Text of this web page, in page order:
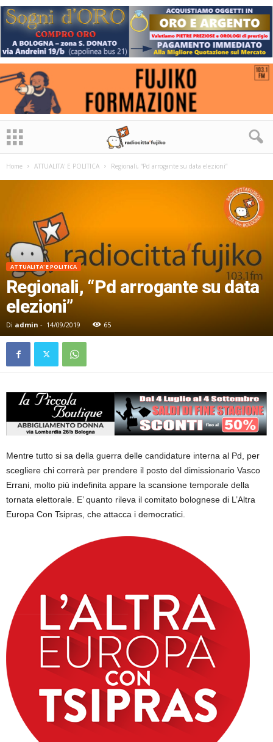
Home ATTUALITA' E POLITICA Regionali, “Pd arrogante su data elezioni”
ATTUALITA' E POLITICA
Regionali, “Pd arrogante su data
elezioni”
Di admin - 14/09/2019 65
Mentre tutto si sa della guerra delle candidature interna al Pd, per
scegliere chi correrà per prendere il posto del dimissionario Vasco
Errani, molto più indefinita appare la scansione temporale della
tornata elettorale. E’ quanto rileva il comitato bolognese di L’Altra
Europa Con Tsipras, che attacca i democratici.